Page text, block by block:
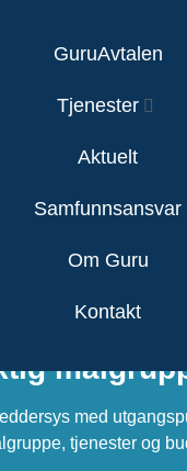
GuruAvtalen
Tjenester
Aktuelt
Samfunnsansvar
Om Guru
Kontakt
med
tjenester og